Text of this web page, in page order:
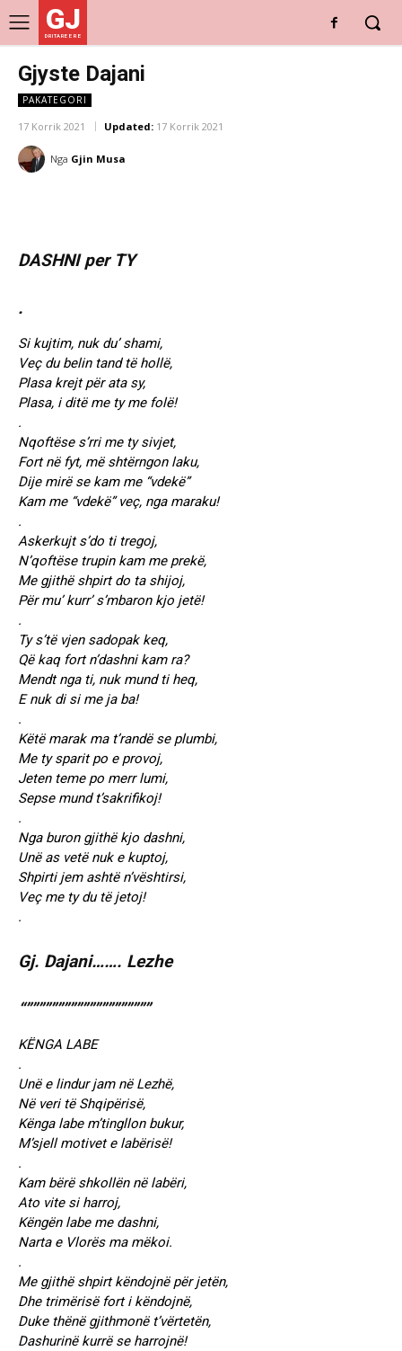
GJ
DRITARE E RE
Gjyste Dajani
PAKATEGORI
17 Korrik 2021 Updated: 17 Korrik 2021
Nga Gjin Musa
DASHNI per TY
.
Si kujtim, nuk du’ shami,
Veç du belin tand të hollë,
Plasa krejt për ata sy,
Plasa, i ditë me ty me folë!
.
Nqoftëse s’rri me ty sivjet,
Fort në fyt, më shtërngon laku,
Dije mirë se kam me “vdekë”
Kam me “vdekë” veç, nga maraku!
.
Askerkujt s’do ti tregoj,
N’qoftëse trupin kam me prekë,
Me gjithë shpirt do ta shijoj,
Për mu’ kurr’ s’mbaron kjo jetë!
.
Ty s’të vjen sadopak keq,
Që kaq fort n’dashni kam ra?
Mendt nga ti, nuk mund ti heq,
E nuk di si me ja ba!
.
Këtë marak ma t’randë se plumbi,
Me ty sparit po e provoj,
Jeten teme po merr lumi,
Sepse mund t’sakrifikoj!
.
Nga buron gjithë kjo dashni,
Unë as vetë nuk e kuptoj,
Shpirti jem ashtë n’vështirsi,
Veç me ty du të jetoj!
.
Gj. Dajani……. Lezhe
“””””””””””””””””””””
KËNGA LABE
.
Unë e lindur jam në Lezhë,
Në veri të Shqipërisë,
Kënga labe m’tingllon bukur,
M’sjell motivet e labërisë!
.
Kam bërë shkollën në labëri,
Ato vite si harroj,
Këngën labe me dashni,
Narta e Vlorës ma mëkoi.
.
Me gjithë shpirt këndojnë për jetën,
Dhe trimërisë fort i këndojnë,
Duke thënë gjithmonë t’vërtetën,
Dashurinë kurrë se harrojnë!